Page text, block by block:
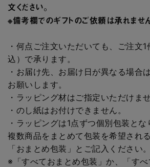
文ください。
※備考欄でのギフトのご依頼は承れませ
・何点ご注文いただいても、ご注文1
込）で承ります。
・お届け先、お届け日が異なる場合
お願いします。
・ラッピング材はご指定いただけませ
・のし紙はお付けできません。
・ラッピングは1点ずつ個別包装とな
複数商品をまとめて包装を希望され
「おまとめ包装」とご記入ください。
※「すべておまとめ包装」か、「す